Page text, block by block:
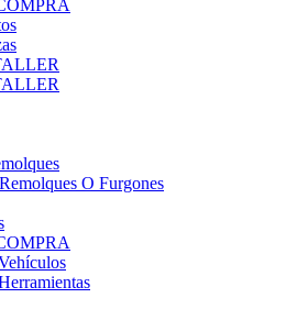
O Furgones